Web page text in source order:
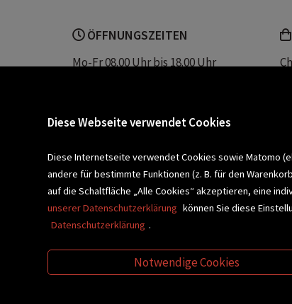
ÖFFNUNGSZEITEN
Mo-Fr 08.00 Uhr bis 18.00 Uhr
Sparkassenplatz 2
BLEIBEN WIR IN KONTAKT!
Diese Webseite verwendet Cookies
Diese Internetseite verwendet Cookies sowie Matomo
andere für bestimmte Funktionen (z. B. für den
auf die Schaltfläche „Alle Cookies“ akzeptieren, eine
unserer Datenschutzerklärung können Sie diese
Datenschutzerklärung .
Notwendige Cookies